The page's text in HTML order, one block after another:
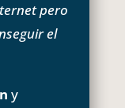
pero
el
y